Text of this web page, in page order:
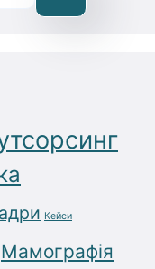
Кейси
Мамографія